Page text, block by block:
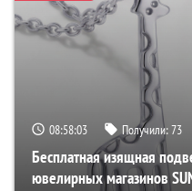
08:58:02 Получили:73
Бесплатная изящная
ювелирных магазинов